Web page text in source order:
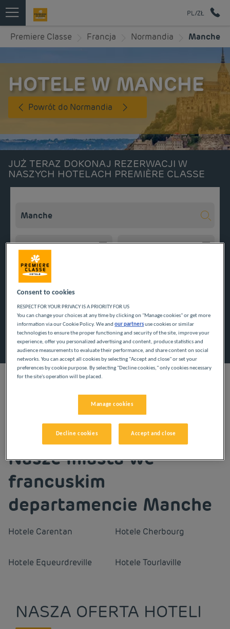
PL/ZŁ
Premiere Classe Francja Normandia Manche
HOTELE W MANCHE
Powrót do Normandia
JUŻ TERAZ DOKONAJ REZERWACJI W
NASZYCH HOTELACH PREMIÈRE CLASSE
Navigate forward to interact with the calendar and select
Znajdź hotel
Dodaj specjalny kod
Skorzystaj z naszych tanich hoteli i odkryj departament
Manche. Rodzinne wakacje i podróże służbowe dają możliwość
oderwania się od codzienności i niewiele kosztują.
Nasze miasta we
francuskim
departamencie Manche
Hotele Carentan Hotele Cherbourg
Hotele Equeurdreville Hotele Tourlaville
NASZA OFERTA HOTELI
Consent to cookies
RESPECT FOR YOUR PRIVACY IS A PRIORITY FOR US
You can change your choices at any time by clicking on "Manage cookies" or get more
information via our Cookie Policy. We andour partnersuse cookies or similar
technologies to ensure the proper functioning and security of the site, improve your
experience, offer you personalized advertising and content, produce statistics and
audience measurements to evaluate their performance, and share content on social
networks. You can accept all cookies by selecting "Accept and close" or set your
preferences by cookie purpose. By selecting "Decline cookies," only cookies necessary
for the site's operation will be placed.
Manage cookies
Decline cookies Accept and close